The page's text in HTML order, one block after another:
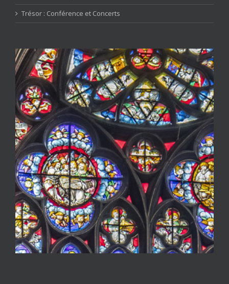
Trésor : Conférence et Concerts